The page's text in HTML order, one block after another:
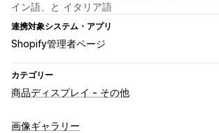
イン語、と イタリア語
連携対象システム・アプリ
Shopify管理者ページ
カテゴリー
商品ディスプレイ - その他
画像ギャラリー